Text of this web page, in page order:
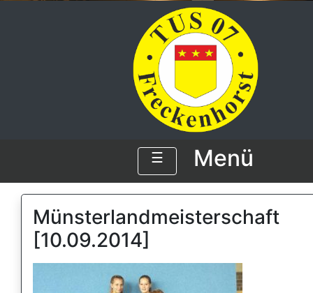
☰ Menü
Münsterlandmeisterschaft
[10.09.2014]